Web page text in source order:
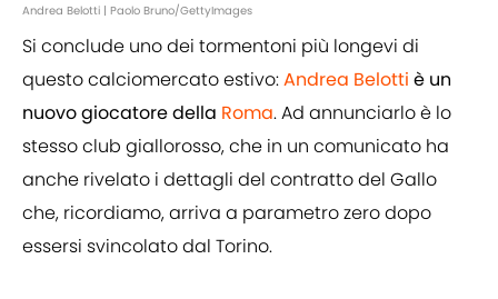
Andrea Belotti | Paolo Bruno/GettyImages
Si conclude uno dei tormentoni più longevi di
questo calciomercato estivo:Andrea Belotti è un
nuovo giocatore della Roma. Ad annunciarlo è lo
stesso club giallorosso, che in un comunicato ha
anche rivelato i dettagli del contratto del Gallo
che, ricordiamo, arriva a parametro zero dopo
essersi svincolato dal Torino.